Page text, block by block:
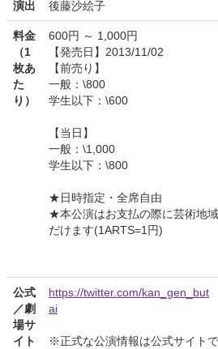
演出 後藤沙絵子
料金
（1
枚あ
た
り）
600円 ～ 1,000円
【発売日】2013/11/02
【前売り】
一般：\800
学生以下：\600
【当日】
一般：\1,000
学生以下：\800
★日時指定・全席自由
★本公演はお支払の際に芸術地
だけます(1ARTS=1円)
公式
／劇
場サ
イト
https://twitter.com/kan_gen_but
ai
※正式な公演情報は公式サイトで